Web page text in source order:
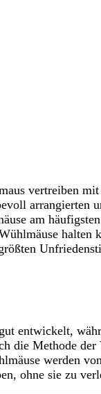
vertreiben
arrangierten
am
halten
entwickelt,
die Methode
werden
ohne sie zu